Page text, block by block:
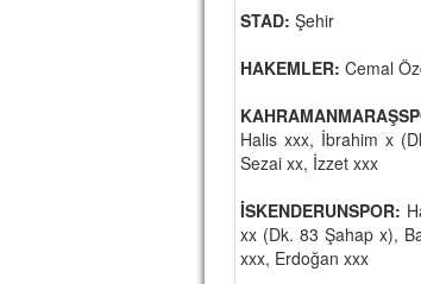
STAD: Şehir
HAKEMLER: Cemal
Halis xxx, İbrahim x
Sezai xx, İzzet xxx
İSKENDERUNSPOR:
xx (Dk. 83 Şahap x),
xxx, Erdoğan xxx